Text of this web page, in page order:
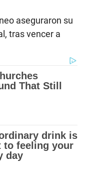
aseguraron su
tras vencer a